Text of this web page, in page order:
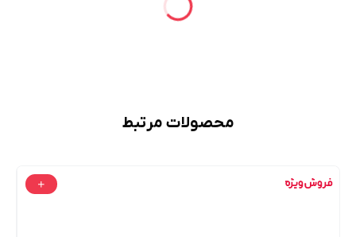
محصولات مرتبط